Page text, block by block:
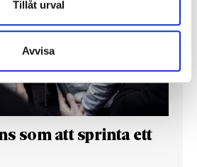
Tillåt urval
Avvisa
som att sprinta ett